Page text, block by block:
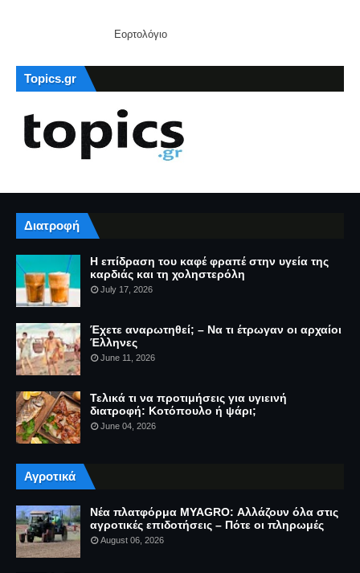
Εορτολόγιο
Topics.gr
Διατροφή
Η επίδραση του καφέ φραπέ στην υγεία της
καρδιάς και τη χοληστερόλη
July 17, 2026
Έχετε αναρωτηθεί; – Να τι έτρωγαν οι αρχαίοι
Έλληνες
June 11, 2026
Τελικά τι να προτιμήσεις για υγιεινή
διατροφή: Κοτόπουλο ή ψάρι;
June 04, 2026
Αγροτικά
Νέα πλατφόρμα MYAGRO: Αλλάζουν όλα στις
αγροτικές επιδοτήσεις – Πότε οι πληρωμές
August 06, 2026